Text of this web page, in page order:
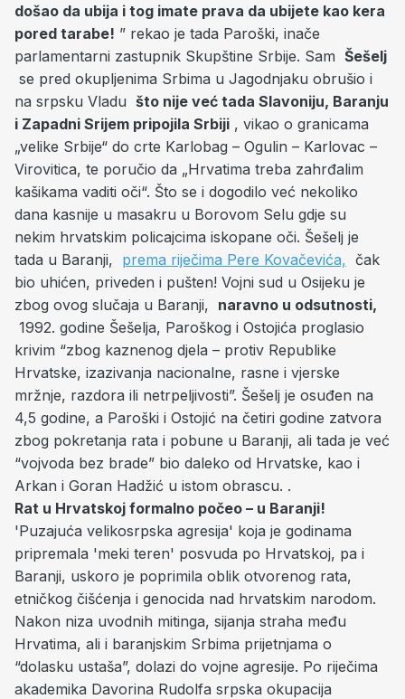
došao da ubija i tog imate prava da ubijete kao kera
pored tarabe! ” rekao je tada Paroški, inače
parlamentarni zastupnik Skupštine Srbije. Sam Šešelj
se pred okupljenima Srbima u Jagodnjaku obrušio i
na srpsku Vladu što nije već tada Slavoniju, Baranju
i Zapadni Srijem pripojila Srbiji , vikao o granicama
„velike Srbije“ do crte Karlobag – Ogulin – Karlovac –
Virovitica, te poručio da „Hrvatima treba zahrđalim
kašikama vaditi oči“. Što se i dogodilo već nekoliko
dana kasnije u masakru u Borovom Selu gdje su
nekim hrvatskim policajcima iskopane oči. Šešelj je
tada u Baranji, prema riječima Pere Kovačevića, čak
bio uhićen, priveden i pušten! Vojni sud u Osijeku je
zbog ovog slučaja u Baranji, naravno u odsutnosti,
1992. godine Šešelja, Paroškog i Ostojića proglasio
krivim “zbog kaznenog djela – protiv Republike
Hrvatske, izazivanja nacionalne, rasne i vjerske
mržnje, razdora ili netrpeljivosti”. Šešelj je osuđen na
4,5 godine, a Paroški i Ostojić na četiri godine zatvora
zbog pokretanja rata i pobune u Baranji, ali tada je već
“vojvoda bez brade” bio daleko od Hrvatske, kao i
Arkan i Goran Hadžić u istom obrascu. .
Rat u Hrvatskoj formalno počeo – u Baranji!
'Puzajuća velikosrpska agresija' koja je godinama
pripremala 'meki teren' posvuda po Hrvatskoj, pa i
Baranji, uskoro je poprimila oblik otvorenog rata,
etničkog čišćenja i genocida nad hrvatskim narodom.
Nakon niza uvodnih mitinga, sijanja straha među
Hrvatima, ali i baranjskim Srbima prijetnjama o
“dolasku ustaša”, dolazi do vojne agresije. Po riječima
akademika Davorina Rudolfa srpska okupacija